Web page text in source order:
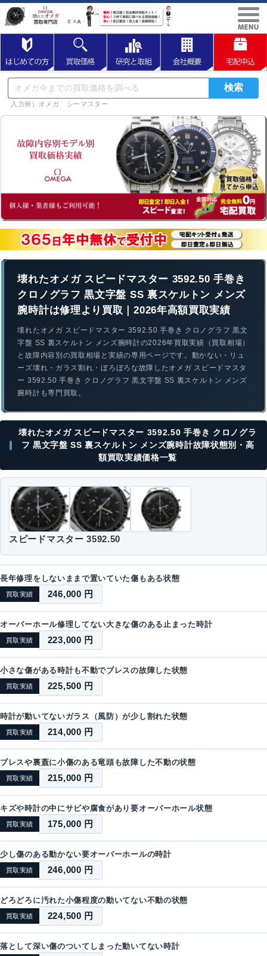
入力例）オメガ シーマスター
壊れたオメガ スピードマスター 3592.50 手巻き
クロノグラフ 黒文字盤 SS 裏スケルトン メンズ
腕時計は修理より買取｜2026年高額買取実績
壊れたオメガ スピードマスター 3592.50 手巻き クロノグラフ 黒文
字盤 SS 裏スケルトン メンズ腕時計の2026年買取実績（買取相場）
と故障内容別の買取相場と実績の専用ページです。動かない・リュ
ーズ壊れ・ガラス割れ・ぼろぼろな故障したオメガ スピードマスタ
ー 3592.50 手巻き クロノグラフ 黒文字盤 SS 裏スケルトン メンズ
腕時計も専門買取。
壊れたオメガ スピードマスター 3592.50 手巻き クロノグラ
フ 黒文字盤 SS 裏スケルトン メンズ腕時計故障状態別・高
額買取実績価格一覧
スピードマスター 3592.50
長年修理をしないままで置いていた傷もある状態
買取実績 246,000 円
オーバーホール修理してない大きな傷のある止まった時計
買取実績 223,000 円
小さな傷がある時計も不動でブレスの故障した状態
買取実績 225,500 円
時計が動いてないガラス（風防）が少し割れた状態
買取実績 214,000 円
ブレスや裏蓋に小傷のある竜頭も故障した不動の状態
買取実績 215,000 円
キズや時計の中にサビや腐食があり要オーバーホール状態
買取実績 175,000 円
少し傷のある動かない要オーバーホールの時計
買取実績 246,000 円
どろどろに汚れた小傷程度の動いてない不動の状態
買取実績 224,500 円
落として深い傷のついてしまった動いてない時計